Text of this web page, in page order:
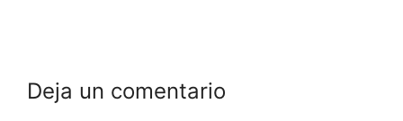
Deja un comentario